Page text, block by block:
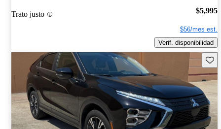
Trato justo $5,995
$56/mes est.
Verif. disponibilidad